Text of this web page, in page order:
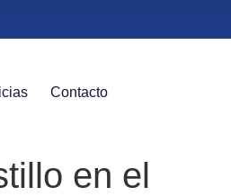
Contacto
en el